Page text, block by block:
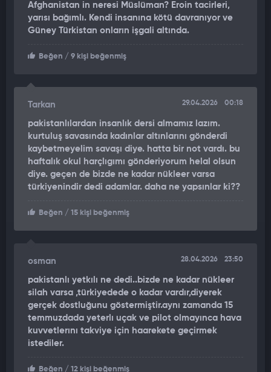
Afghanistan in neresi Müslüman? Eroin tacirleri,
yarısı bağımlı. Kendi insanına kötü davranıyor ve
Güney Türkistan onların işgali altında.
Beğen / 9 kişi beğenmiş
Tarkan 29.04.2026 00:18
pakistanlılardan insanlık dersi almamız lazım.
kurtuluş savasında kadınlar altınlarını gönderdi
kaybetmeyelim savaşı diye. hatta bir not vardı. bu
haftalık okul harçlıgımı gönderiyorum helal olsun
diye. geçen de bizde ne kadar nükleer varsa
türkiyenindir dedi adamlar. daha ne yapsınlar ki??
Beğen / 15 kişi beğenmiş
osman 28.04.2026 23:50
pakistanlı yetkılı ne dedi..bizde ne kadar nükleer
silah varsa ,türkiyedede o kadar vardır,diyerek
gerçek dostluğunu göstermiştir.aynı zamanda 15
temmuzdada yeterlı uçak ve pilot olmayınca hava
kuvvetlerını takviye için haarekete geçirmek
istediler.
Beğen / 12 kişi beğenmiş